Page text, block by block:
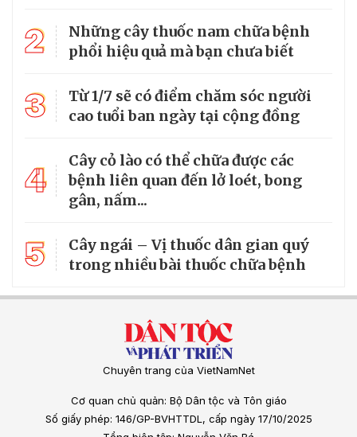
2
Những cây thuốc nam chữa bệnh
phổi hiệu quả mà bạn chưa biết
3
Từ 1/7 sẽ có điểm chăm sóc người
cao tuổi ban ngày tại cộng đồng
4
Cây cỏ lào có thể chữa được các
bệnh liên quan đến lở loét, bong
gân, nấm...
5
Cây ngái – Vị thuốc dân gian quý
trong nhiều bài thuốc chữa bệnh
Chuyên trang của VietNamNet
Cơ quan chủ quản: Bộ Dân tộc và Tôn giáo
Số giấy phép: 146/GP-BVHTTDL, cấp ngày 17/10/2025